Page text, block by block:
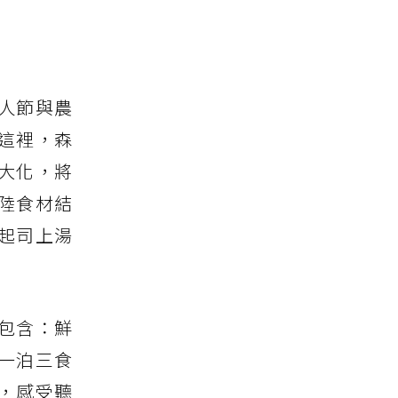
節與農
裡，森
化，將
食材結
司上湯
含：鮮
泊三食
感受聽